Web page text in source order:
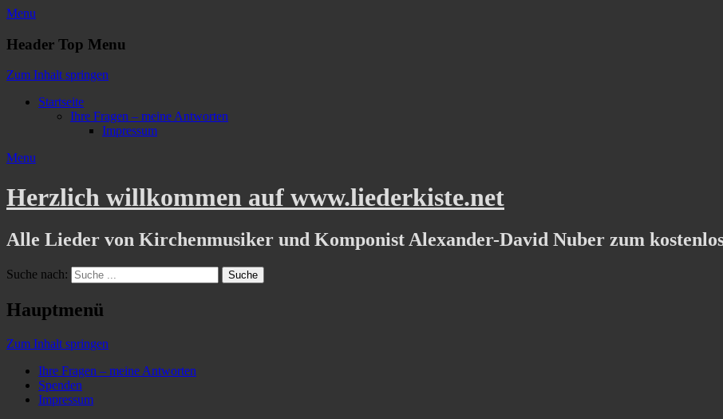
Menu
Header Top Menu
Zum Inhalt springen
Startseite
Ihre Fragen – meine Antworten
Impressum
Menu
Herzlich willkommen auf www.liederkiste.net
Alle Lieder von Kirchenmusiker und Komponist Alexander-David Nuber zum
Suche nach:
Hauptmenü
Zum Inhalt springen
Ihre Fragen – meine Antworten
Spenden
Impressum